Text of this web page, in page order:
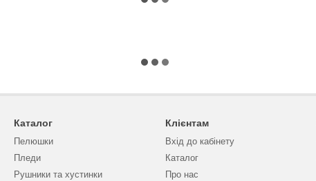
Каталог
Пелюшки
Пледи
Рушники та хустинки
Клієнтам
Вхід до кабінету
Каталог
Про нас